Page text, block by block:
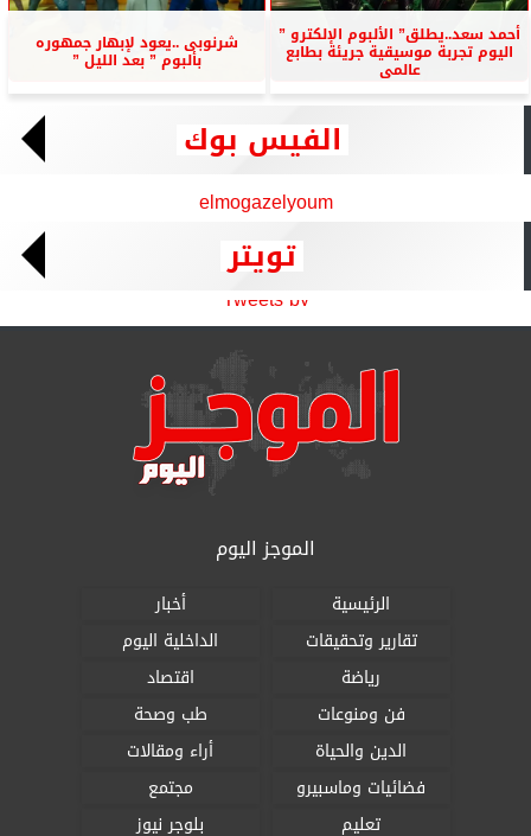
أحمد سعد..يطلق” الألبوم الإلكترو ”
اليوم تجربة موسيقية جريئة بطابع
عالمى
شرنوبى ..يعود لإبهار جمهوره
بألبوم ” بعد الليل ”
الفيس بوك
elmogazelyoum
تويتر
Tweets by
الموجز اليوم
الرئيسية
أخبار
تقارير وتحقيقات
الداخلية اليوم
رياضة
اقتصاد
فن ومنوعات
طب وصحة
الدين والحياة
أراء ومقالات
فضائيات وماسبيرو
مجتمع
تعليم
بلوجر نيوز